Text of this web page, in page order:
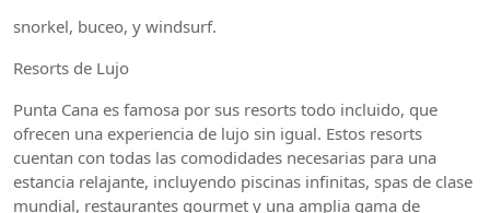
snorkel, buceo, y windsurf.
Resorts de Lujo
Punta Cana es famosa por sus resorts todo incluido, que
ofrecen una experiencia de lujo sin igual. Estos resorts
cuentan con todas las comodidades necesarias para una
estancia relajante, incluyendo piscinas infinitas, spas de clase
mundial, restaurantes gourmet y una amplia gama de